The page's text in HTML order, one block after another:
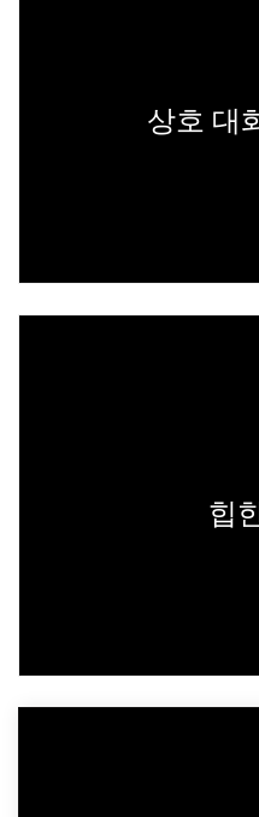
상호 대
활동의 게임화 (예:
험 (예: 인스타그램
를 통해 보다 의미
힙
게임에 개인적인
은 팬들은 이러한
굿즈를 소셜 미디